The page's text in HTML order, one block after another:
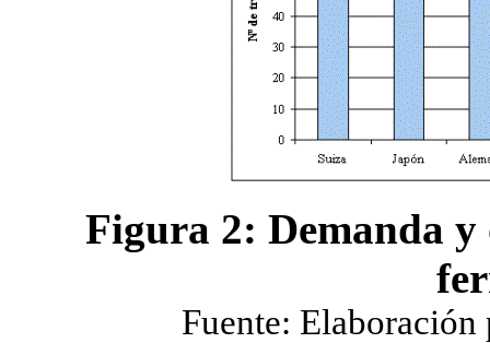
Figura 2: Demanda
Fuente: